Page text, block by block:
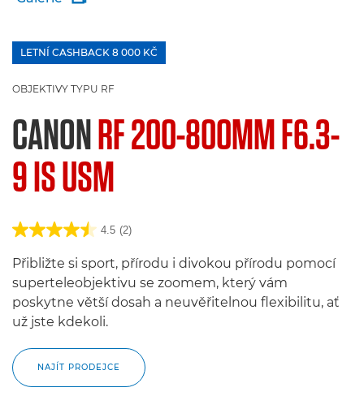
LETNÍ CASHBACK 8 000 KČ
£100 Bargeld zurück
OBJEKTIVY TYPU RF
CANONRF 200-800MM F6.3-
9 IS USM
4.5 (2)
Přibližte si sport, přírodu i divokou přírodu pomocí
superteleobjektivu se zoomem, který vám
poskytne větší dosah a neuvěřitelnou flexibilitu, ať
už jste kdekoli.
NAJÍT PRODEJCE